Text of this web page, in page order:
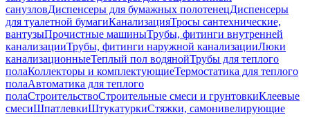
санузловДиспенсеры для бумажных полотенецДиспенсеры
для туалетной бумагиКанализацияТросы сантехнические,
вантузыПрочистные машиныТрубы, фитинги внутренней
канализацииТрубы, фитинги наружной канализацииЛюки
канализационныеТеплый пол водянойТрубы для теплого
полаКоллекторы и комплектующиеТермостатика для теплого
полаАвтоматика для теплого
полаСтроительствоСтроительные смеси и грунтовкиКлеевые
смесиШпатлевкиШтукатуркиСтяжки, самонивелирующие